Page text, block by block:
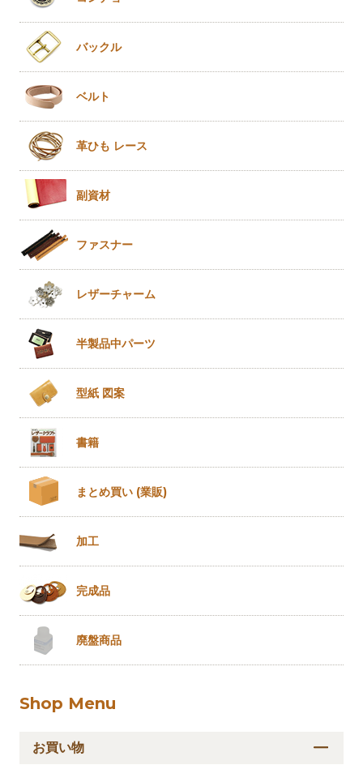
バックル
ベルト
革ひも レース
副資材
ファスナー
レザーチャーム
半製品中パーツ
型紙 図案
書籍
まとめ買い (業販)
加工
完成品
廃盤商品
Shop Menu
お買い物